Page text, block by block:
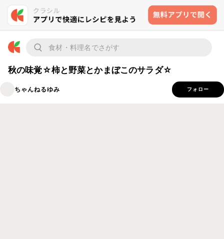
秋の味覚☆柿と野菜とかまぼこのサラダ☆
ちゃんねるゆみ フォロー